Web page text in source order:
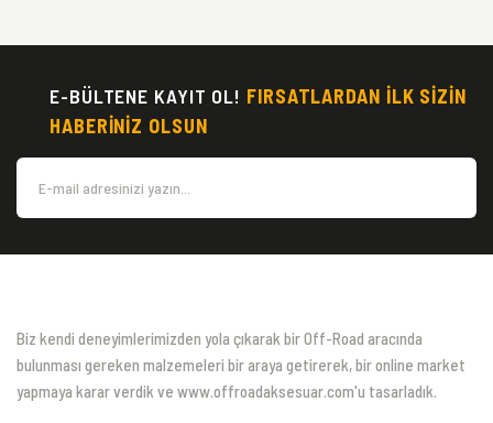
E-BÜLTENE KAYIT OL! FIRSATLARDAN İLK SİZİN
HABERİNİZ OLSUN
Biz kendi deneyimlerimizden yola çıkarak bir Off-Road aracında
bulunması gereken malzemeleri bir araya getirerek, bir online market
yapmaya karar verdik ve www.offroadaksesuar.com'u tasarladık.